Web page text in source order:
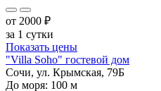
от 2000 ₽
за 1 сутки
Показать цены
"Villa Soho" гостевой дом
Сочи, ул. Крымская, 79Б
До моря: 100 м